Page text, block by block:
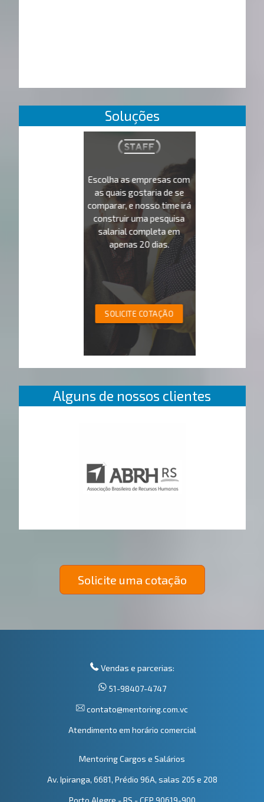
Soluções
Escolha as empresas com
as quais gostaria de se
comparar, e nosso time irá
construir uma pesquisa
salarial completa em
apenas 20 dias.
SOLICITE COTAÇÃO
Alguns de nossos clientes
Solicite uma cotação
Vendas e parcerias:
51-98407-4747
contato@mentoring.com.vc
Atendimento em horário comercial
Mentoring Cargos e Salários
Av. Ipiranga, 6681, Prédio 96A, salas 205 e 208